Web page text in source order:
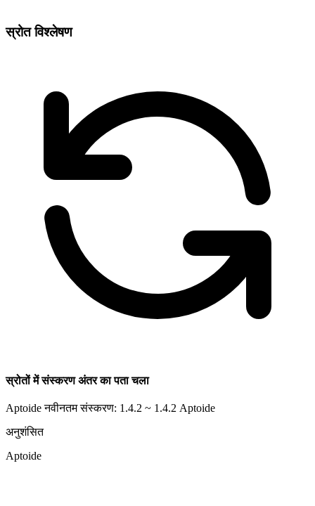
स्रोत विश्लेषण
स्रोतों में संस्करण अंतर का पता चला
Aptoide नवीनतम संस्करण: 1.4.2 ~ 1.4.2 Aptoide
अनुशंसित
Aptoide